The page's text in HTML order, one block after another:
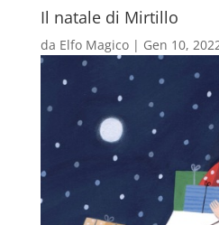
Il natale di Mirtillo
da Elfo Magico| Gen 10,